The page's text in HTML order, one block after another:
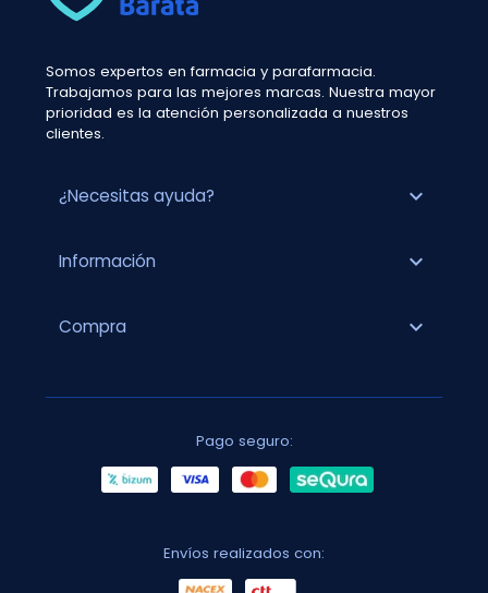
Somos expertos en farmacia y parafarmacia.
Trabajamos para las mejores marcas. Nuestra mayor
prioridad es la atención personalizada a nuestros
clientes.
¿Necesitas ayuda? expand_more
Información expand_more
Compra expand_more
Pago seguro:
Envíos realizados con: